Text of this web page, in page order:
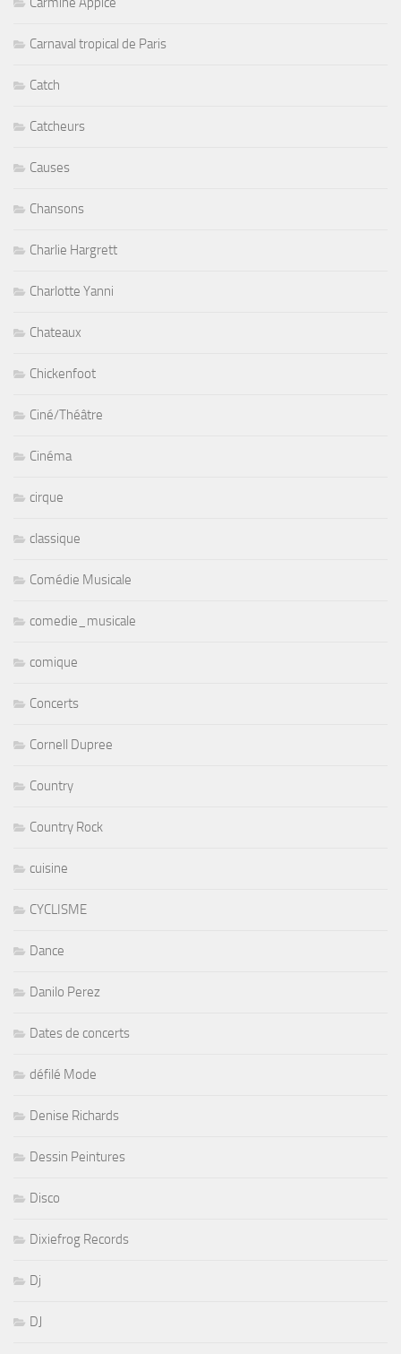
Carnaval tropical de Paris
Catch
Catcheurs
Causes
Chansons
Charlie Hargrett
Charlotte Yanni
Chateaux
Chickenfoot
Ciné/Théâtre
Cinéma
cirque
classique
Comédie Musicale
comedie_musicale
comique
Concerts
Cornell Dupree
Country
Country Rock
cuisine
CYCLISME
Dance
Danilo Perez
Dates de concerts
défilé Mode
Denise Richards
Dessin Peintures
Disco
Dixiefrog Records
Dj
DJ